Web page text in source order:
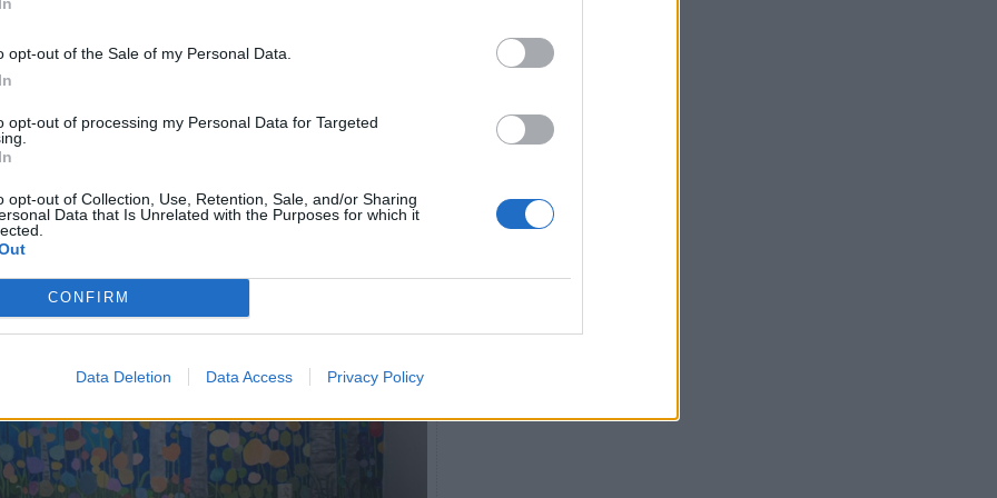
opt-out of the Sale of my Personal Data.
opt-out of processing my Personal Data for Targeted
opt-out of Collection, Use, Retention, Sale, and/or Sharing
Data that Is Unrelated with the Purposes for which it
CONFIRM
Data Deletion Data Access Privacy Policy
som är kvar att göra för att sätta punkt för hela
väggar med lite ny färg.